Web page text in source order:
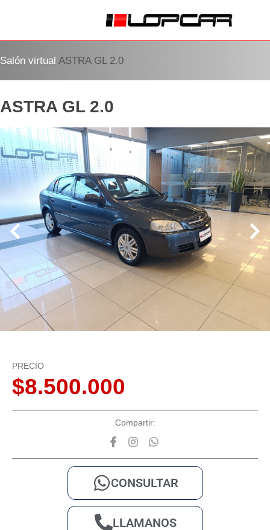
Salón virtual ASTRA GL 2.0
ASTRA GL 2.0
PRECIO
$8.500.000
Compartir:
CONSULTAR
LLAMANOS